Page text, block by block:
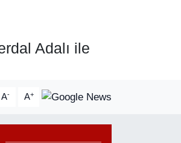
Adalı ile
A- A+